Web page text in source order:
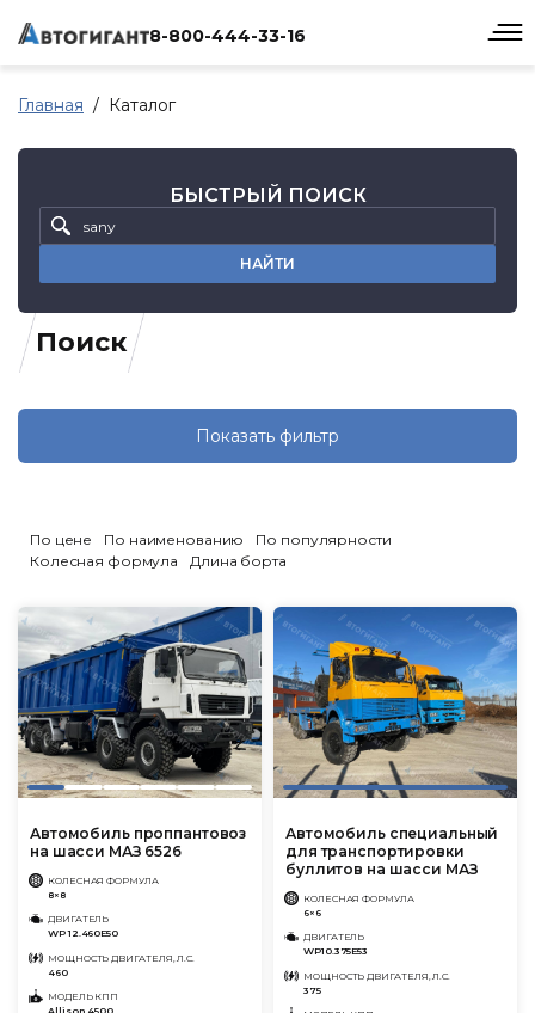
8-800-444-33-16
Главная Каталог
Поиск
БЫСТРЫЙ ПОИСК
НАЙТИ
Показать фильтр
По цене По наименованию
По популярности
Колесная формула
Длина борта
Автомобиль проппантовоз
на шасси МАЗ 6526
КОЛЕСНАЯ ФОРМУЛА
8×8
ДВИГАТЕЛЬ
WP 12.460Е50
МОЩНОСТЬ ДВИГАТЕЛЯ, Л.С.
460
МОДЕЛЬ КПП
Allison 4500
Автомобиль специальный
для транспортировки
буллитов на шасси МАЗ
КОЛЕСНАЯ ФОРМУЛА
6×6
ДВИГАТЕЛЬ
WP10.375E53
МОЩНОСТЬ ДВИГАТЕЛЯ, Л.С.
375